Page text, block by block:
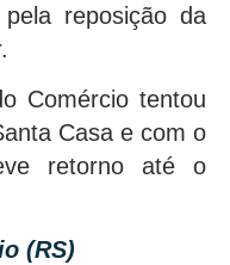
reposição da
Comércio tentou
Casa e com o
retorno até o
(RS)